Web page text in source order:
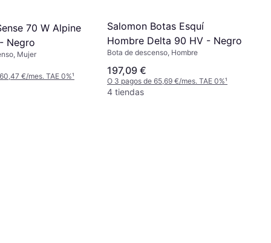
70 W Alpine
Negro
Mujer
€/mes. TAE 0%¹
Salomon Botas Esquí
Hombre Delta 90 HV - Negro
Bota de descenso, Hombre
197,09 €
O 3 pagos de 65,69 €/mes. TAE 0%¹
4 tiendas